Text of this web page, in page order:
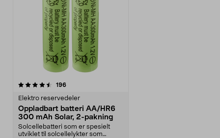
196anmeldelser
Elektro reservedeler
Oppladbart batteri AA/HR6
300 mAh Solar, 2-pakning
Solcellebatteri som er spesielt
utviklet til solcellelykter som